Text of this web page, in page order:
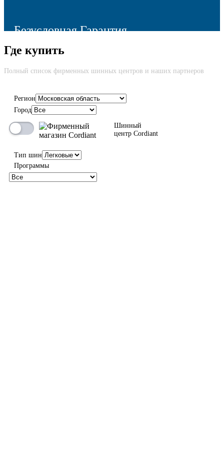
100%
Безусловная Гарантия
Cкидка до 100% на новую шину вне зависимости от причины
возврата
Где купить
Полный список фирменных шинных центров и наших партнеров
Регион
Город
Шинный
центр Cordiant
Тип шин
Программы